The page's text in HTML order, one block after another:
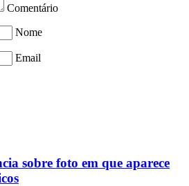
Comentário
Nome
Email
sobre foto em que aparece